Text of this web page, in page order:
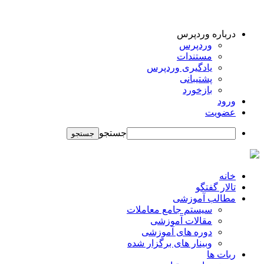
درباره وردپرس
وردپرس
مستندات
یادگیری وردپرس
پشتیبانی
بازخورد
ورود
عضویت
جستجو
خانه
تالار گفتگو
مطالب آموزشی
سیستم جامع معاملات
مقالات آموزشی
دوره های آموزشی
وبینار های برگزار شده
ربات ها